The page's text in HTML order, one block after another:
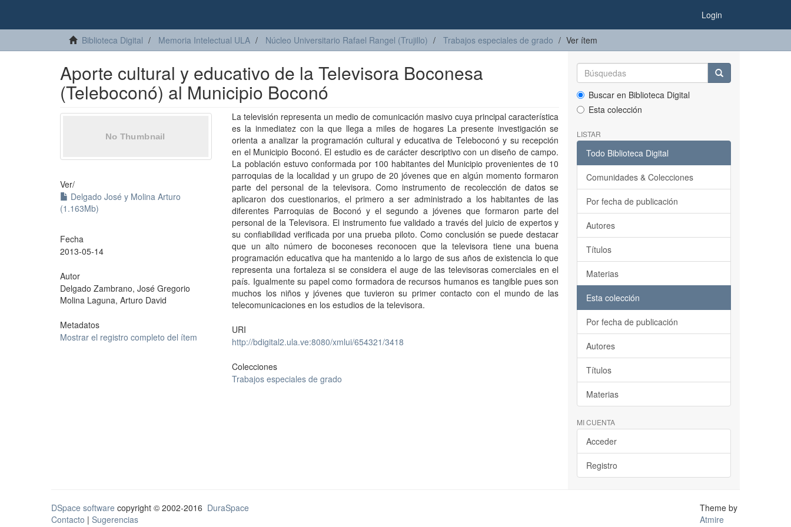
Login
Biblioteca Digital Memoria Intelectual ULA Núcleo Universitario Rafael Rangel (Trujillo) Trabajos especiales de grado Ver ítem
Aporte cultural y educativo de la Televisora Boconesa
(Teleboconó) al Municipio Boconó
Ver/
Delgado José y Molina Arturo
(1.163Mb)
Fecha
2013-05-14
Autor
Delgado Zambrano, José Gregorio
Molina Laguna, Arturo David
Metadatos
Mostrar el registro completo del ítem
La televisión representa un medio de comunicación masivo cuya principal característica
es la inmediatez con la que llega a miles de hogares La presente investigación se
orienta a analizar la programación cultural y educativa de Teleboconó y su recepción
en el Municipio Boconó. El estudio es de carácter descriptivo con un diseño de campo.
La población estuvo conformada por 100 habitantes del Municipio provenientes de 10
parroquias de la localidad y un grupo de 20 jóvenes que en algún momento formaron
parte del personal de la televisora. Como instrumento de recolección de datos se
aplicaron dos cuestionarios, el primero a ser administrado a los habitantes de las
diferentes Parroquias de Boconó y el segundo a jóvenes que formaron parte del
personal de la Televisora. El instrumento fue validado a través del juicio de expertos y
su confiabilidad verificada por una prueba piloto. Como conclusión se puede destacar
que un alto número de boconeses reconocen que la televisora tiene una buena
programación educativa que ha mantenido a lo largo de sus años de existencia lo que
representa una fortaleza si se considera el auge de las televisoras comerciales en el
país. Igualmente su papel como formadora de recursos humanos es tangible pues son
muchos los niños y jóvenes que tuvieron su primer contacto con el mundo de las
telecomunicaciones en los estudios de la televisora.
URI
http://bdigital2.ula.ve:8080/xmlui/654321/3418
Colecciones
Trabajos especiales de grado
Buscar en Biblioteca Digital
Esta colección
LISTAR
Todo Biblioteca Digital
Comunidades & Colecciones
Por fecha de publicación
Autores
Títulos
Materias
Esta colección
Por fecha de publicación
Autores
Títulos
Materias
MI CUENTA
Acceder
Registro
DSpace software copyright © 2002-2016 DuraSpace
Contacto | Sugerencias
Theme by
Atmire